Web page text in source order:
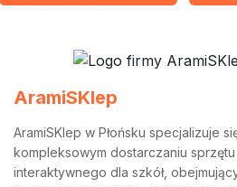
AramiSKlep
AramiSKlep w Płońsku specjalizuje
kompleksowym dostarczaniu sprzętu
interaktywnego dla szkół,